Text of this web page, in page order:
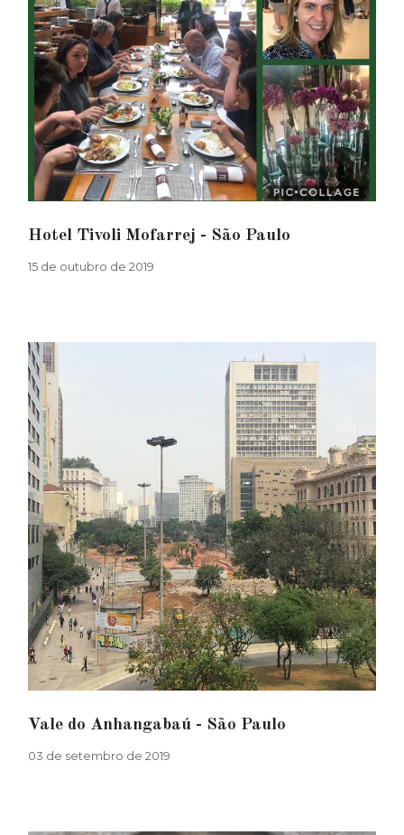
Hotel Tivoli Mofarrej - São Paulo
15 de outubro de 2019
Vale do Anhangabaú - São Paulo
03 de setembro de 2019